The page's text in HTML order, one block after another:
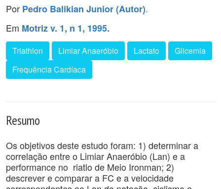
Por Pedro Balikian Junior (Autor).
Em Motriz v. 1, n 1, 1995.
Triathlon Limiar Anaeróbio Lactato
Glicemia
Frequência Cardíaca
Resumo
Os objetivos deste estudo foram: 1) determinar a
correlação entre o Limiar Anaeróbio (Lan) e a
performance no riatlo de Meio Ironman; 2)
descrever e comparar a FC e a velocidade